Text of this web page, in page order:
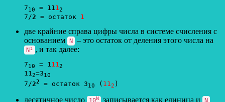
710 = 1112
7/2 = остаток 1
две крайние справа цифры числа в системе счисления с
основанием
N – это остаток от деления этого числа на
N² , и так далее:
710 = 1112
112=310
7/22 = остаток 310 ( 112
десятичное число N записывается как единица и